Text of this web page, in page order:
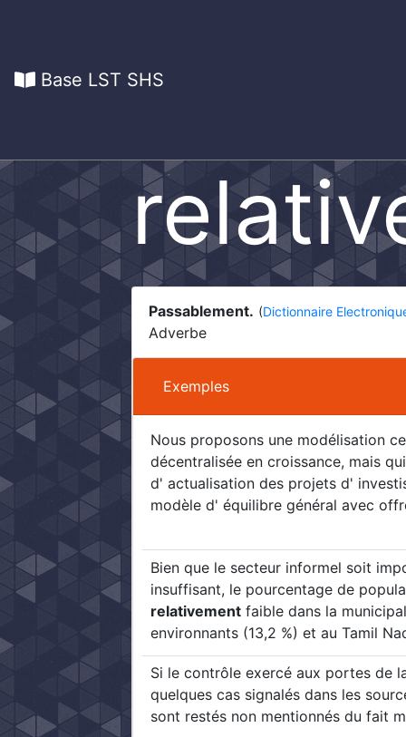
Base LST SHS
Passablement. (Dictionnaire
Adverbe
Exemples
Nous proposons une modélisation
décentralisée en croissance, mais
d' actualisation des projets d'
modèle d' équilibre général avec
Bien que le secteur informel soit
insuffisant, le pourcentage de
relativement faible dans la
environnants (13,2 %) et au Tamil
Si le contrôle exercé aux portes de
quelques cas signalés dans les
sont restés non mentionnés du fait